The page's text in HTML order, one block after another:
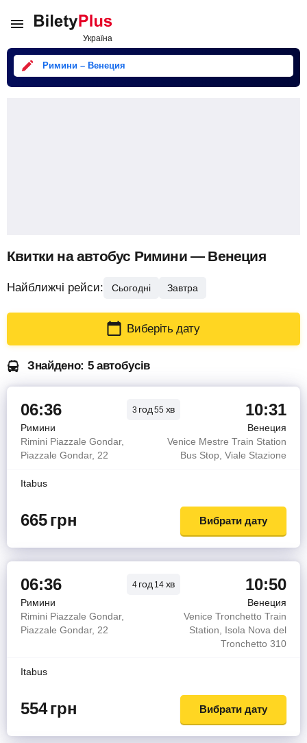
Римини – Венеция
Квитки на автобус Римини — Венеция
Найближчі рейси: Сьогодні Завтра
Виберіть дату
Знайдено: 5 автобусів
06:36 3 год55 хв 10:31
Римини
Венеция
Rimini Piazzale Gondar,
Piazzale Gondar, 22
Venice Mestre Train Station
Bus Stop, Viale Stazione
Itabus
665грн Вибрати дату
06:36 4 год14 хв 10:50
Римини
Венеция
Rimini Piazzale Gondar,
Piazzale Gondar, 22
Venice Tronchetto Train
Station, Isola Nova del
Tronchetto 310
Itabus
554грн Вибрати дату